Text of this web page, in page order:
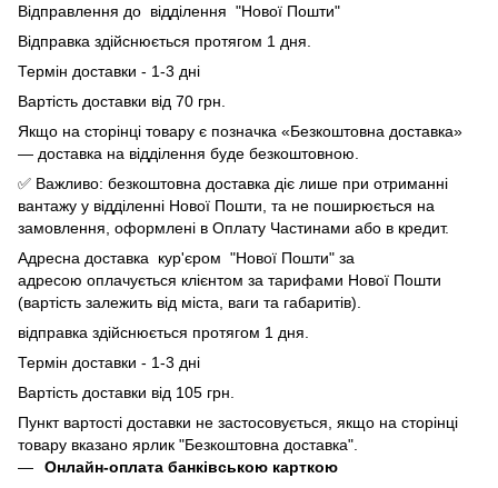
Відправлення до відділення "Нової Пошти"
Відправка здійснюється протягом 1 дня.
Термін доставки - 1-3 дні
Вартість доставки від 70 грн.
Якщо на сторінці товару є позначка «Безкоштовна доставка»
— доставка на відділення буде безкоштовною.
✅ Важливо: безкоштовна доставка діє лише при отриманні
вантажу у відділенні Нової Пошти, та не поширюється на
замовлення, оформлені в Оплату Частинами або в кредит.
Адресна доставка кур'єром "Нової Пошти" за
адресою оплачується клієнтом за тарифами Нової Пошти
(вартість залежить від міста, ваги та габаритів).
відправка здійснюється протягом 1 дня.
Термін доставки - 1-3 дні
Вартість доставки від 105 грн.
Пункт вартості доставки не застосовується, якщо на сторінці
товару вказано ярлик "Безкоштовна доставка".
Онлайн-оплата банківською карткою